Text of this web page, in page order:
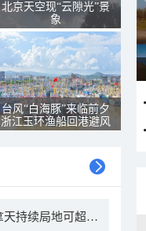
北京天空现“云隙光”景
象
台风“白海豚”来临前夕
浙江玉环渔船回港避风
我国降雨强度进一步减弱 中东部大范围桑拿天持续局地可超38℃